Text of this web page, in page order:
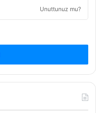
Unuttunuz mu?